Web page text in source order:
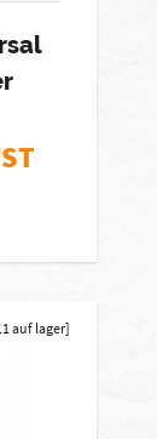
auf lager]